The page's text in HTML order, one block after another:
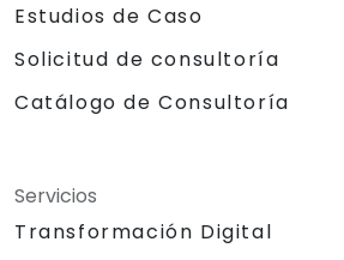
Estudios de Caso
Solicitud de consultoría
Catálogo de Consultoría
Servicios
Transformación Digital